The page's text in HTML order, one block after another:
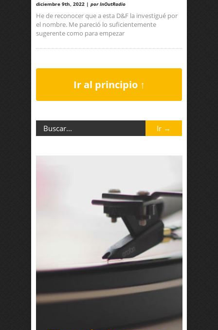
diciembre 9th, 2022 | por InOutRadio
He de reconocer que a esta D&F la investigué por
el nombre. Me pareció lo suficientemente
sugerente como para empezar
Ir al principio ↑